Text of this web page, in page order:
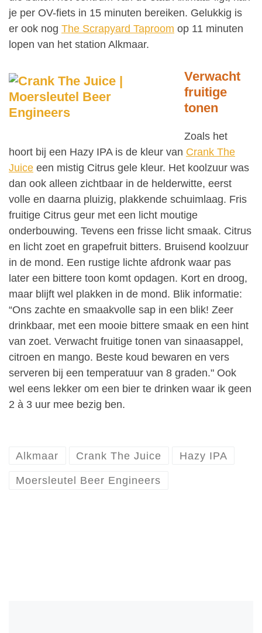
je per OV-fiets in 15 minuten bereiken. Gelukkig is
er ook nog The Scrapyard Taproom op 11 minuten
lopen van het station Alkmaar.
Verwacht
fruitige
tonen
Zoals het
hoort bij een Hazy IPA is de kleur van Crank The
Juice een mistig Citrus gele kleur. Het koolzuur was
dan ook alleen zichtbaar in de helderwitte, eerst
volle en daarna pluizig, plakkende schuimlaag. Fris
fruitige Citrus geur met een licht moutige
onderbouwing. Tevens een frisse licht smaak. Citrus
en licht zoet en grapefruit bitters. Bruisend koolzuur
in de mond. Een rustige lichte afdronk waar pas
later een bittere toon komt opdagen. Kort en droog,
maar blijft wel plakken in de mond. Blik informatie:
“Ons zachte en smaakvolle sap in een blik! Zeer
drinkbaar, met een mooie bittere smaak en een hint
van zoet. Verwacht fruitige tonen van sinaasappel,
citroen en mango. Beste koud bewaren en vers
serveren bij een temperatuur van 8 graden." Ook
wel eens lekker om een bier te drinken waar ik geen
2 à 3 uur mee bezig ben.
Alkmaar Crank The Juice Hazy IPA
Moersleutel Beer Engineers